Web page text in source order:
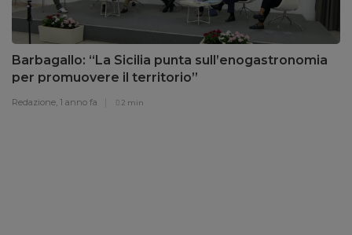
Barbagallo: “La Sicilia punta sull’enogastronomia
per promuovere il territorio”
Redazione, 1 anno fa 2 min